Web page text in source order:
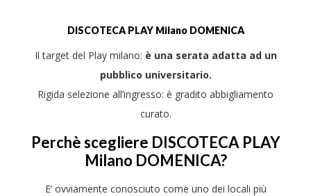
DISCOTECA PLAYMilano DOMENICA
Il target del Play milano: è una serata adatta ad un
pubblico universitario.
Rigida selezione all’ingresso: è gradito abbigliamento
curato.
Perchè scegliere DISCOTECA PLAY
Milano DOMENICA?
E’ ovviamente conosciuto come uno dei locali più